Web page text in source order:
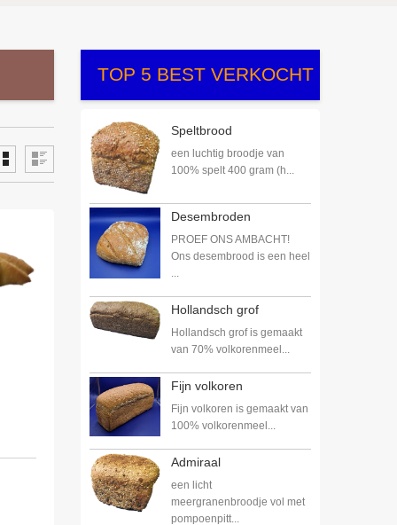
TOP 5 BEST VERKOCHT
Speltbrood
een luchtig broodje van
100% spelt 400 gram (h...
Desembroden
PROEF ONS AMBACHT!
Ons desembrood is een heel
...
Hollandsch grof
Hollandsch grof is gemaakt
van 70% volkorenmeel...
Fijn volkoren
Fijn volkoren is gemaakt van
100% volkorenmeel...
Admiraal
een licht
meergranenbroodje vol met
pompoenpitt...